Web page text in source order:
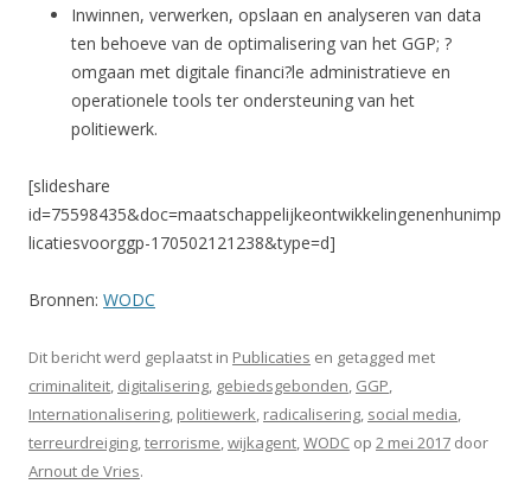
Inwinnen, verwerken, opslaan en analyseren van data
ten behoeve van de optimalisering van het GGP; ?
omgaan met digitale financi?le administratieve en
operationele tools ter ondersteuning van het
politiewerk.
[slideshare
id=75598435&doc=maatschappelijkeontwikkelingenenhunimp
licatiesvoorggp-170502121238&type=d]
Bronnen: WODC
Dit bericht werd geplaatst in Publicaties en getagged met
criminaliteit, digitalisering, gebiedsgebonden, GGP,
Internationalisering, politiewerk, radicalisering, social media,
terreurdreiging,terrorisme,wijkagent,WODC op 2 mei 2017 door
Arnout de Vries.